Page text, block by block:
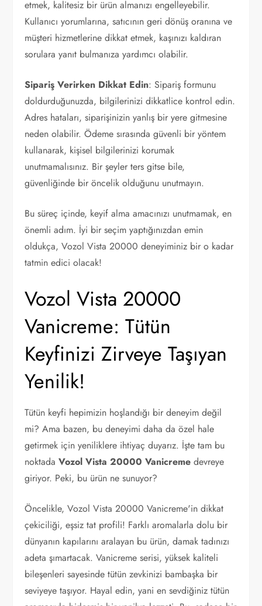
etmek, kalitesiz bir ürün almanızı engelleyebilir.
Kullanıcı yorumlarına, satıcının geri dönüş oranına ve
müşteri hizmetlerine dikkat etmek, kaşınızı kaldıran
sorulara yanıt bulmanıza yardımcı olabilir.
Sipariş Verirken Dikkat Edin: Sipariş formunu
doldurduğunuzda, bilgilerinizi dikkatlice kontrol edin.
Adres hataları, siparişinizin yanlış bir yere gitmesine
neden olabilir. Ödeme sırasında güvenli bir yöntem
kullanarak, kişisel bilgilerinizi korumak
unutmamalısınız. Bir şeyler ters gitse bile,
güvenliğinde bir öncelik olduğunu unutmayın.
Bu süreç içinde, keyif alma amacınızı unutmamak, en
önemli adım. İyi bir seçim yaptığınızdan emin
oldukça, Vozol Vista 20000 deneyiminiz bir o kadar
tatmin edici olacak!
Vozol Vista 20000
Vanicreme: Tütün
Keyfinizi Zirveye Taşıyan
Yenilik!
Tütün keyfi hepimizin hoşlandığı bir deneyim değil
mi? Ama bazen, bu deneyimi daha da özel hale
getirmek için yeniliklere ihtiyaç duyarız. İşte tam bu
noktadaVozol Vista 20000 Vanicreme devreye
giriyor. Peki, bu ürün ne sunuyor?
Öncelikle, Vozol Vista 20000 Vanicreme'in dikkat
çekiciliği, eşsiz tat profili! Farklı aromalarla dolu bir
dünyanın kapılarını aralayan bu ürün, damak tadınızı
adeta şımartacak. Vanicreme serisi, yüksek kaliteli
bileşenleri sayesinde tütün zevkinizi bambaşka bir
seviyeye taşıyor. Hayal edin, yani en sevdiğiniz tütün